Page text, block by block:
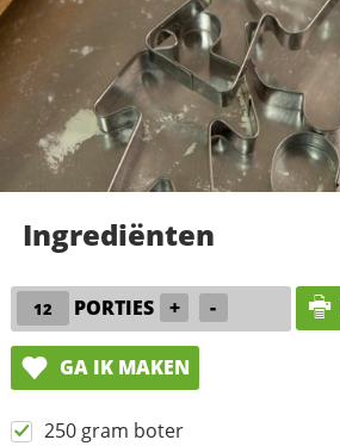
Ingrediënten
PORTIES + -
GA IK MAKEN
250 gram boter